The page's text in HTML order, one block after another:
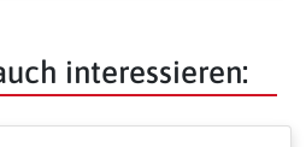
interessieren: